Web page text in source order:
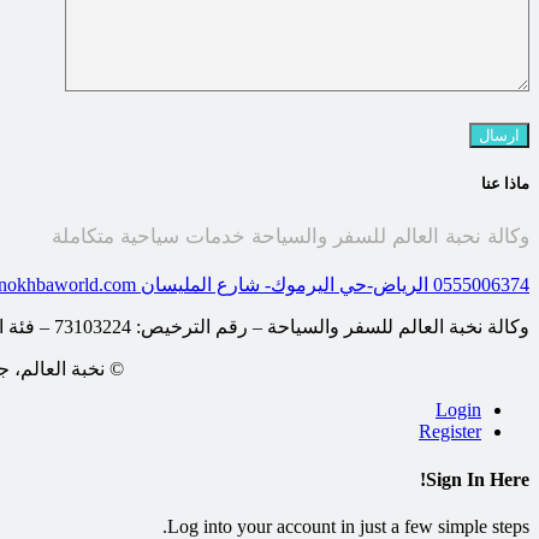
ماذا عنا
وكالة نحبة العالم للسفر والسياحة خدمات سياحية متكاملة
0555006374 الرياض-حي اليرموك- شارع المليسان
وكالة نخبة العالم للسفر والسياحة – رقم الترخيص: 73103224 – فئة الترخيص: وكالة السفر والسياحة
© نخبة
Login
Register
Sign In Here!
Log into your account in just a few simple steps.